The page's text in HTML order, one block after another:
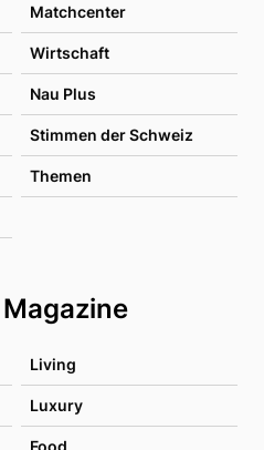
Matchcenter
Wirtschaft
Nau Plus
Stimmen der Schweiz
Themen
Living
Luxury
Food